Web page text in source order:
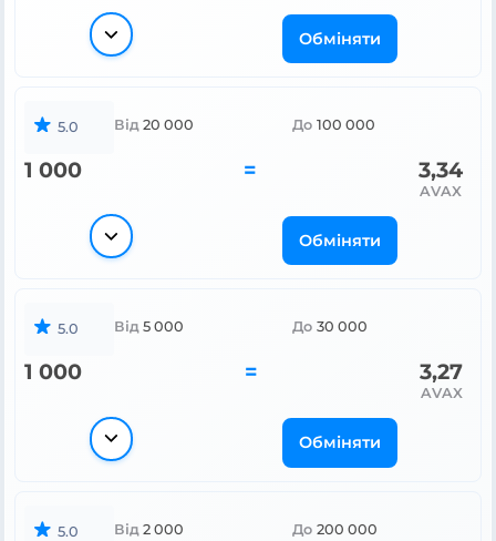
Обміняти
5.0 Від 20 000 До 100 000
1 000 = 3,34
AVAX
Обміняти
5.0 Від 5 000 До 30 000
1 000 = 3,27
AVAX
Обміняти
5.0 Від 2 000 До 200 000